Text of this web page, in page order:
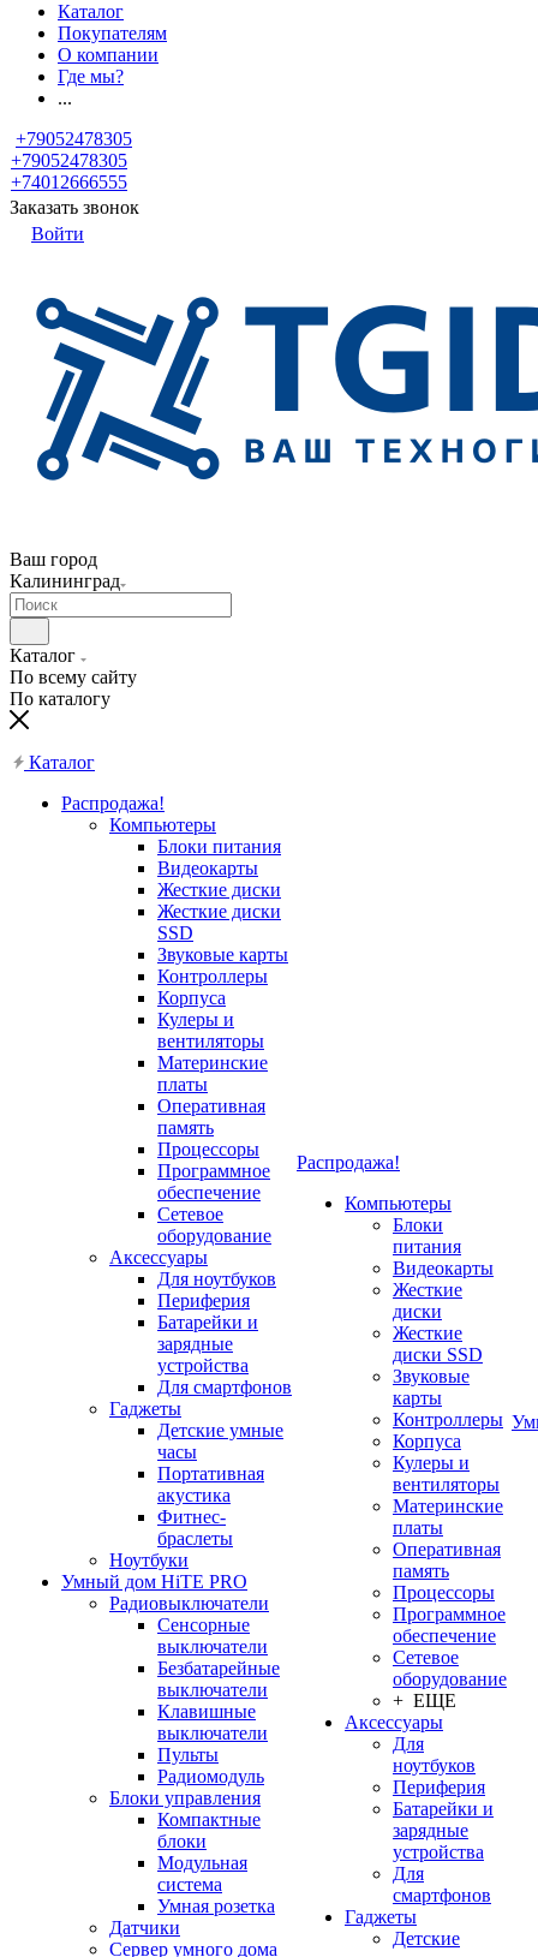
Каталог
Покупателям
О компании
Где мы?
...
+79052478305
+79052478305
+74012666555
Заказать звонок
Войти
Ваш город
Калининград
Каталог
По всему сайту
По каталогу
Каталог
Распродажа!
Компьютеры
Блоки питания
Видеокарты
Жесткие диски
Жесткие диски
SSD
Звуковые карты
Контроллеры
Корпуса
Кулеры и
вентиляторы
Материнские
платы
Оперативная
память
Процессоры
Программное
обеспечение
Сетевое
оборудование
Аксессуары
Для ноутбуков
Периферия
Батарейки и
зарядные
устройства
Для смартфонов
Гаджеты
Детские умные
часы
Портативная
акустика
Фитнес-
браслеты
Ноутбуки
Умный дом HiTE PRO
Радиовыключатели
Сенсорные
выключатели
Безбатарейные
выключатели
Клавишные
выключатели
Пульты
Радиомодуль
Блоки управления
Компактные
блоки
Модульная
система
Умная розетка
Датчики
Сервер умного дома
Распродажа!
Компьютеры
Блоки
питания
Видеокарты
Жесткие
диски
Жесткие
диски SSD
Звуковые
карты
Контроллеры
Корпуса
Кулеры и
вентиляторы
Материнские
платы
Оперативная
память
Процессоры
Программное
обеспечение
Сетевое
оборудование
+ ЕЩЕ
Аксессуары
Для
ноутбуков
Периферия
Батарейки и
зарядные
устройства
Для
смартфонов
Гаджеты
Детские